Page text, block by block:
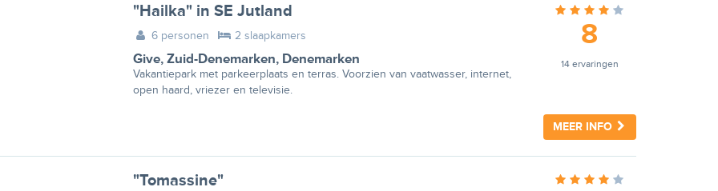
"Hailka" in SE Jutland
6 personen 2 slaapkamers
Give, Zuid-Denemarken, Denemarken
Vakantiepark met parkeerplaats en terras. Voorzien van vaatwasser, internet,
open haard, vriezer en televisie.
8
14 ervaringen
MEER INFO
"Tomassine"